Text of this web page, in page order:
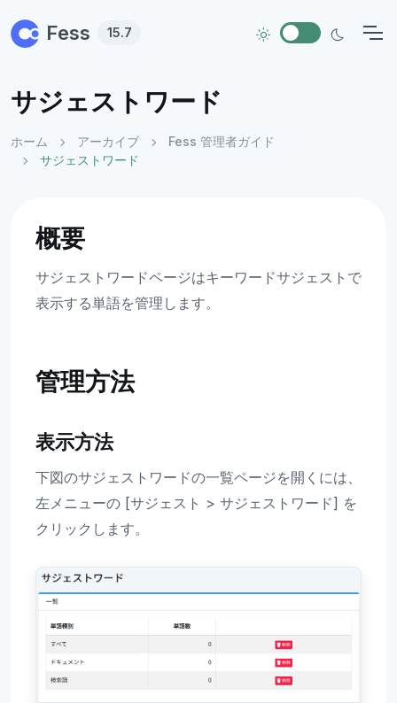
Fess 15.7
サジェストワード
ホーム アーカイブ
Fess 管理者ガイド
サジェストワード
概要
サジェストワードページはキーワードサジェストで
表示する単語を管理します。
管理方法
表示方法
下図のサジェストワードの一覧ページを開くには、
左メニューの [サジェスト > サジェストワード] を
クリックします。